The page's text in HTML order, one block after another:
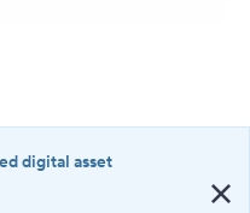
digital asset